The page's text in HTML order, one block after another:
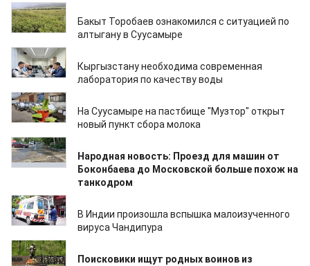
23.07.2024
Бакыт Торобаев ознакомился с ситуацией по
алтыгану в Суусамыре
23.07.2024
Кыргызстану необходима современная
лаборатория по качеству воды
23.07.2024
На Суусамыре на пастбище "Музтор" открыт
новый пункт сбора молока
23.07.2024
Народная новость: Проезд для машин от
Боконбаева до Московской больше похож на
танкодром
23.07.2024
В Индии произошла вспышка малоизученного
вируса Чандипура
23.07.2024
Поисковики ищут родных воинов из